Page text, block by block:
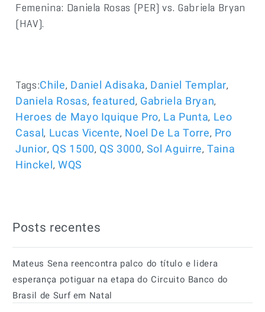
Femenina: Daniela Rosas (PER) vs. Gabriela Bryan
(HAV).
Tags:Chile, Daniel Adisaka, Daniel Templar,
Daniela Rosas, featured, Gabriela Bryan,
Heroes de Mayo Iquique Pro, La Punta, Leo
Casal, Lucas Vicente, Noel De La Torre, Pro
Junior, QS 1500, QS 3000, Sol Aguirre,Taina
Hinckel, WQS
Posts recentes
Mateus Sena reencontra palco do título e lidera
esperança potiguar na etapa do Circuito Banco do
Brasil de Surf em Natal